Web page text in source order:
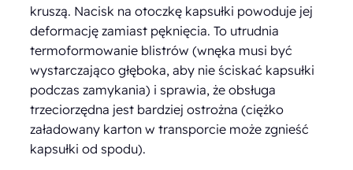
kruszą. Nacisk na otoczkę kapsułki powoduje jej
deformację zamiast pęknięcia. To utrudnia
termoformowanie blistrów (wnęka musi być
wystarczająco głęboka, aby nie ściskać kapsułki
podczas zamykania) i sprawia, że obsługa
trzeciorzędna jest bardziej ostrożna (ciężko
załadowany karton w transporcie może zgnieść
kapsułki od spodu).